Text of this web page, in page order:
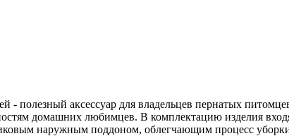
- полезный аксессуар для владельцев пернатых
домашних любимцев. В комплектацию изделия
наружным поддоном, облегчающим процесс